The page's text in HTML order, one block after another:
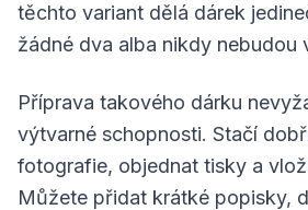
těchto variant dělá dárek
žádné dva alba nikdy nebudou
Příprava takového dárku
výtvarné schopnosti. Stačí
fotografie, objednat tisky a
Můžete přidat krátké popisky,